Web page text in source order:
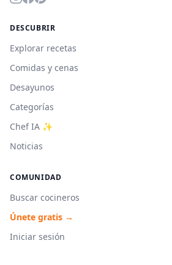
DESCUBRIR
Explorar recetas
Comidas y cenas
Desayunos
Categorías
Chef IA ✨
Noticias
COMUNIDAD
Buscar cocineros
Únete gratis →
Iniciar sesión